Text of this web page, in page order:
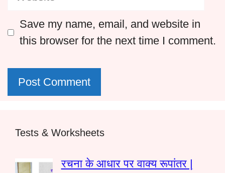
Save my name, email, and website in
this browser for the next time I comment.
Tests & Worksheets
रचना के आधार पर वाक्य रूपांतर |